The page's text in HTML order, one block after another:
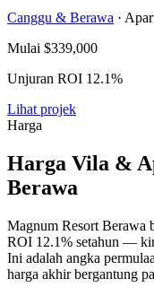
Canggu & Berawa ·
Mulai $339,000
Unjuran ROI 12.1%
Lihat projek
Harga
Harga Vila &
Berawa
Magnum Resort Berawa
ROI 12.1% setahun —
Ini adalah angka
harga akhir bergantung